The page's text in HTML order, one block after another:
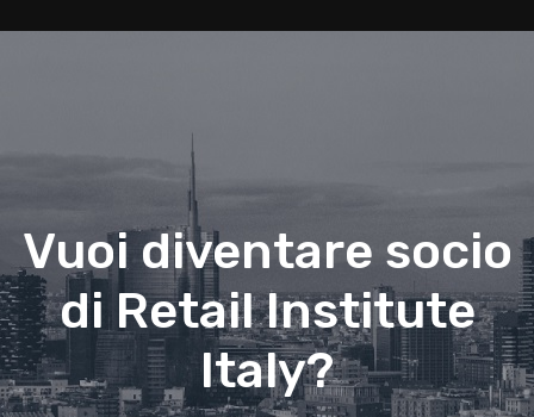
Vuoi diventare socio
di Retail Institute
Italy?